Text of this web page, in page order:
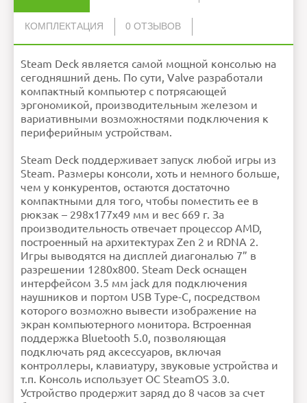
КОМПЛЕКТАЦИЯ 0 ОТЗЫВОВ
Steam Deck является самой мощной консолью на
сегодняшний день. По сути, Valve разработали
компактный компьютер с потрясающей
эргономикой, производительным железом и
вариативными возможностями подключения к
периферийным устройствам.
Steam Deck поддерживает запуск любой игры из
Steam. Размеры консоли, хоть и немного больше,
чем у конкурентов, остаются достаточно
компактными для того, чтобы поместить ее в
рюкзак – 298х177х49 мм и вес 669 г. За
производительность отвечает процессор AMD,
построенный на архитектурах Zen 2 и RDNA 2.
Игры выводятся на дисплей диагональю 7” в
разрешении 1280х800. Steam Deck оснащен
интерфейсом 3.5 мм jack для подключения
наушников и портом USB Type-C, посредством
которого возможно вывести изображение на
экран компьютерного монитора. Встроенная
поддержка Bluetooth 5.0, позволяющая
подключать ряд аксессуаров, включая
контроллеры, клавиатуру, звуковые устройства и
т.п. Консоль использует ОС SteamOS 3.0.
Устройство продержит заряд до 8 часов за счет
Частота
обновления
60 Гц
Аудио
Стерео со встроенной
цифровой обработкой
сигналов для эффекта
полного погружения
Объем
памяти
(до 448 гигафлопс FP32);
Графический процессор: 8
блоками, 1,0 ГГц–1,6 ГГц (до
Габариты 298 мм x 117 мм x 49 мм
автономной
работы
часов игры
память
радиосигнал Wi-Fi, 2,4 ГГц и
5 ГГц, 2 x 2 MIMO, IEEE
Bluetooth
Bluetooth 5.0 (поддержка
контроллеров, аксессуаров
Ошибка в описании?
Чехол
НАПИСАТЬ ОТЗЫВ
Внимание:HTML не поддерживается! Используйте
РейтингПлохо